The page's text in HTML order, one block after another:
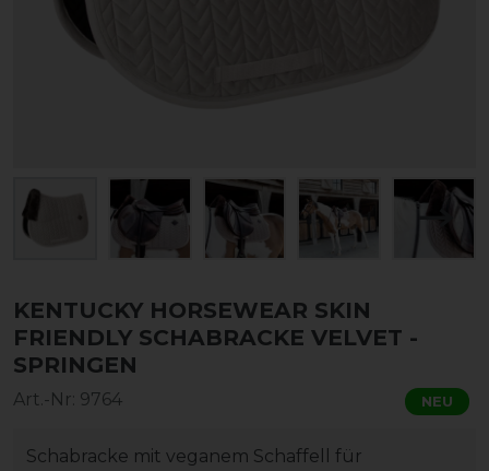
KENTUCKY HORSEWEAR SKIN
FRIENDLY SCHABRACKE VELVET -
SPRINGEN
Art.-Nr: 9764 NEU
Schabracke mit veganem Schaffell für